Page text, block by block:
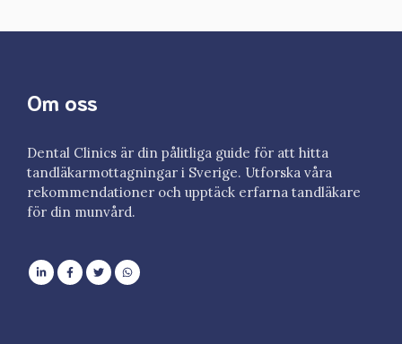
Om oss
Dental Clinics är din pålitliga guide för att hitta
tandläkarmottagningar i Sverige. Utforska våra
rekommendationer och upptäck erfarna tandläkare
för din munvård.